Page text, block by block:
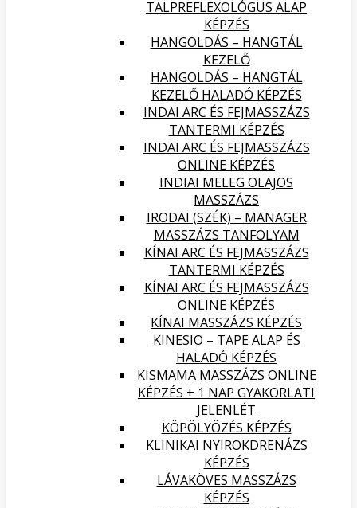
TALPREFLEXOLÓGUS ALAP
KÉPZÉS
HANGOLDÁS – HANGTÁL
KEZELŐ
HANGOLDÁS – HANGTÁL
KEZELŐ HALADÓ KÉPZÉS
INDAI ARC ÉS FEJMASSZÁZS
TANTERMI KÉPZÉS
INDAI ARC ÉS FEJMASSZÁZS
ONLINE KÉPZÉS
INDIAI MELEG OLAJOS
MASSZÁZS
IRODAI (SZÉK) – MANAGER
MASSZÁZS TANFOLYAM
KÍNAI ARC ÉS FEJMASSZÁZS
TANTERMI KÉPZÉS
KÍNAI ARC ÉS FEJMASSZÁZS
ONLINE KÉPZÉS
KÍNAI MASSZÁZS KÉPZÉS
KINESIO – TAPE ALAP ÉS
HALADÓ KÉPZÉS
KISMAMA MASSZÁZS ONLINE
KÉPZÉS + 1 NAP GYAKORLATI
JELENLÉT
KÖPÖLYÖZÉS KÉPZÉS
KLINIKAI NYIROKDRENÁZS
KÉPZÉS
LÁVAKÖVES MASSZÁZS
KÉPZÉS